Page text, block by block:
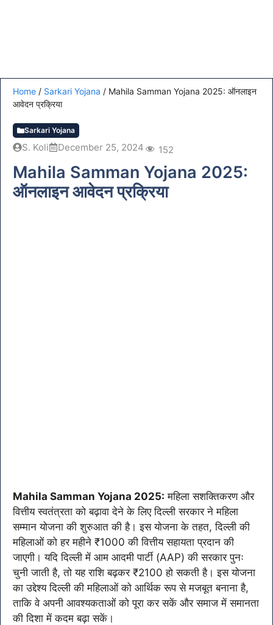
Home / Sarkari Yojana / Mahila Samman Yojana 2025: ऑनलाइन
आवेदन प्रक्रिया
Sarkari Yojana
S. Koli December 25, 2024 152
Mahila Samman Yojana 2025:
ऑनलाइन आवेदन प्रक्रिया
Mahila Samman Yojana 2025: महिला सशक्तिकरण और
वित्तीय स्वतंत्रता को बढ़ावा देने के लिए दिल्ली सरकार ने महिला
सम्मान योजना की शुरुआत की है। इस योजना के तहत, दिल्ली की
महिलाओं को हर महीने ₹1000 की वित्तीय सहायता प्रदान की
जाएगी। यदि दिल्ली में आम आदमी पार्टी (AAP) की सरकार पुनः
चुनी जाती है, तो यह राशि बढ़कर ₹2100 हो सकती है। इस योजना
का उद्देश्य दिल्ली की महिलाओं को आर्थिक रूप से मजबूत बनाना है,
ताकि वे अपनी आवश्यकताओं को पूरा कर सकें और समाज में समानता
की दिशा में कदम बढ़ा सकें।